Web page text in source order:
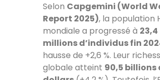
Selon Capgemini (World
Report 2025), la population
mondiale a progressé à 23,4
millions d’individus fin
hausse de +2,6 %. Leur
globale atteint 90,5 billions